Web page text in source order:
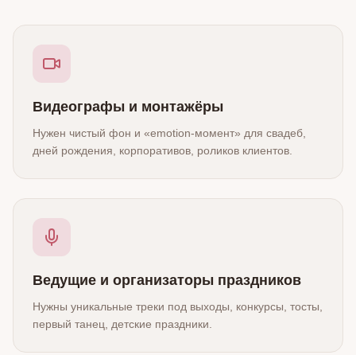
Видеографы и монтажёры
Нужен чистый фон и «emotion‑момент» для свадеб,
дней рождения, корпоративов, роликов клиентов.
Ведущие и организаторы праздников
Нужны уникальные треки под выходы, конкурсы, тосты,
первый танец, детские праздники.